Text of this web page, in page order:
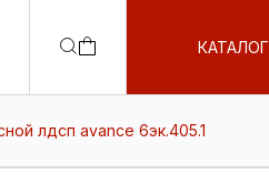
КАТАЛОГ
лдсп avance 6эк.405.1